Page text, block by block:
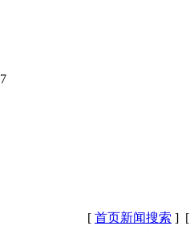
[ 首页新闻搜索 ] [